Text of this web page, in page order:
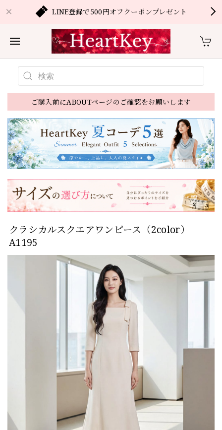
LINE登録で500円オフクーポンプレゼント
ご購入前にABOUTページのご確認をお願いします
クラシカルスクエアワンピース（2color）
A1195